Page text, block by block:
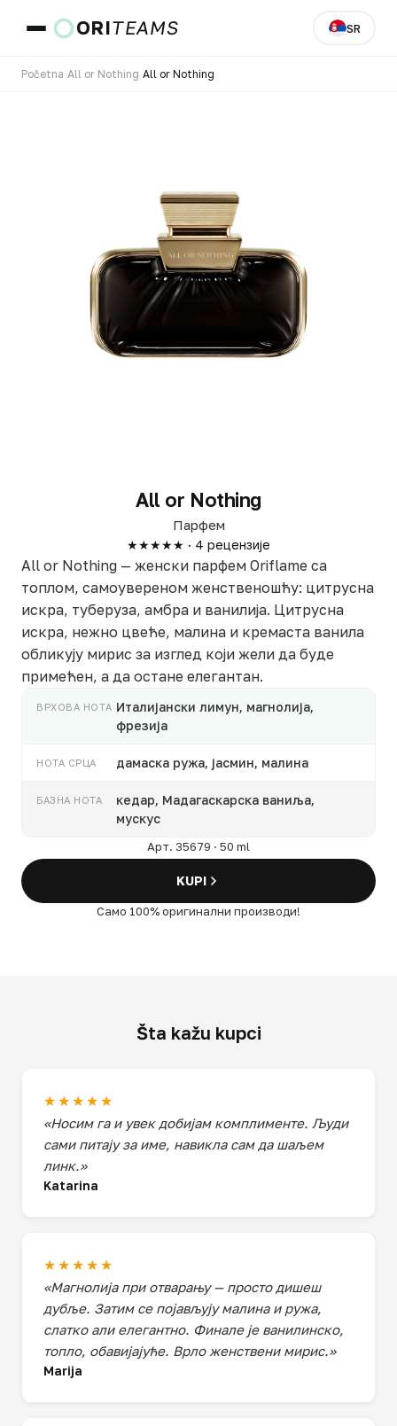
ORITEAMS SR
Početna All or Nothing All or Nothing
All or Nothing
Парфем
★★★★★ · 4 рецензије
All or Nothing — женски парфем Oriflame са
топлом, самоувереном женственошћу: цитрусна
искра, туберуза, амбра и ванилија. Цитрусна
искра, нежно цвеће, малина и кремаста ванила
обликују мирис за изглед који жели да буде
примећен, а да остане елегантан.
ВРХОВА НОТА Италијански лимун, магнолија,
фрезија
НОТА СРЦА дамаска ружа, јасмин, малина
БАЗНА НОТА
кедар, Мадагаскарска ваниља,
мускус
Арт. 35679 · 50 ml
KUPI
Само 100% оригинални производи!
Šta kažu kupci
★★★★★
«Носим га и увек добијам комплименте. Људи
сами питају за име, навикла сам да шаљем
линк.»
Katarina
★★★★★
«Магнолија при отварању — просто дишеш
дубље. Затим се појављују малина и ружа,
слатко али елегантно. Финале је ванилинско,
топло, обавијајуће. Врло женствени мирис.»
Marija